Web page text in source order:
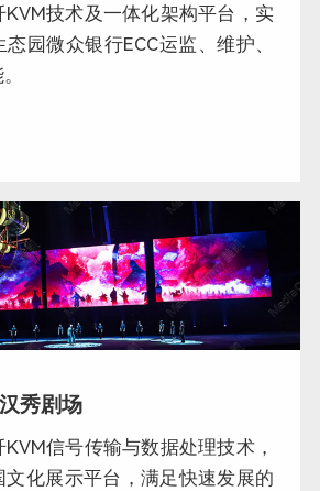
技术及一体化架构平台，实
园微众银行ECC运监、维护、
秀剧场
信号传输与数据处理技术，
化展示平台，满足快速发展的